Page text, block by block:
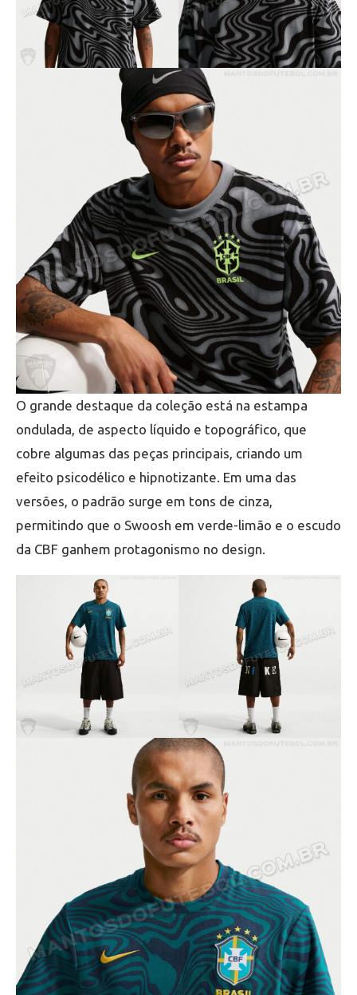
O grande destaque da coleção está na estampa
ondulada, de aspecto líquido e topográfico, que
cobre algumas das peças principais, criando um
efeito psicodélico e hipnotizante. Em uma das
versões, o padrão surge em tons de cinza,
permitindo que o Swoosh em verde-limão e o escudo
da CBF ganhem protagonismo no design.